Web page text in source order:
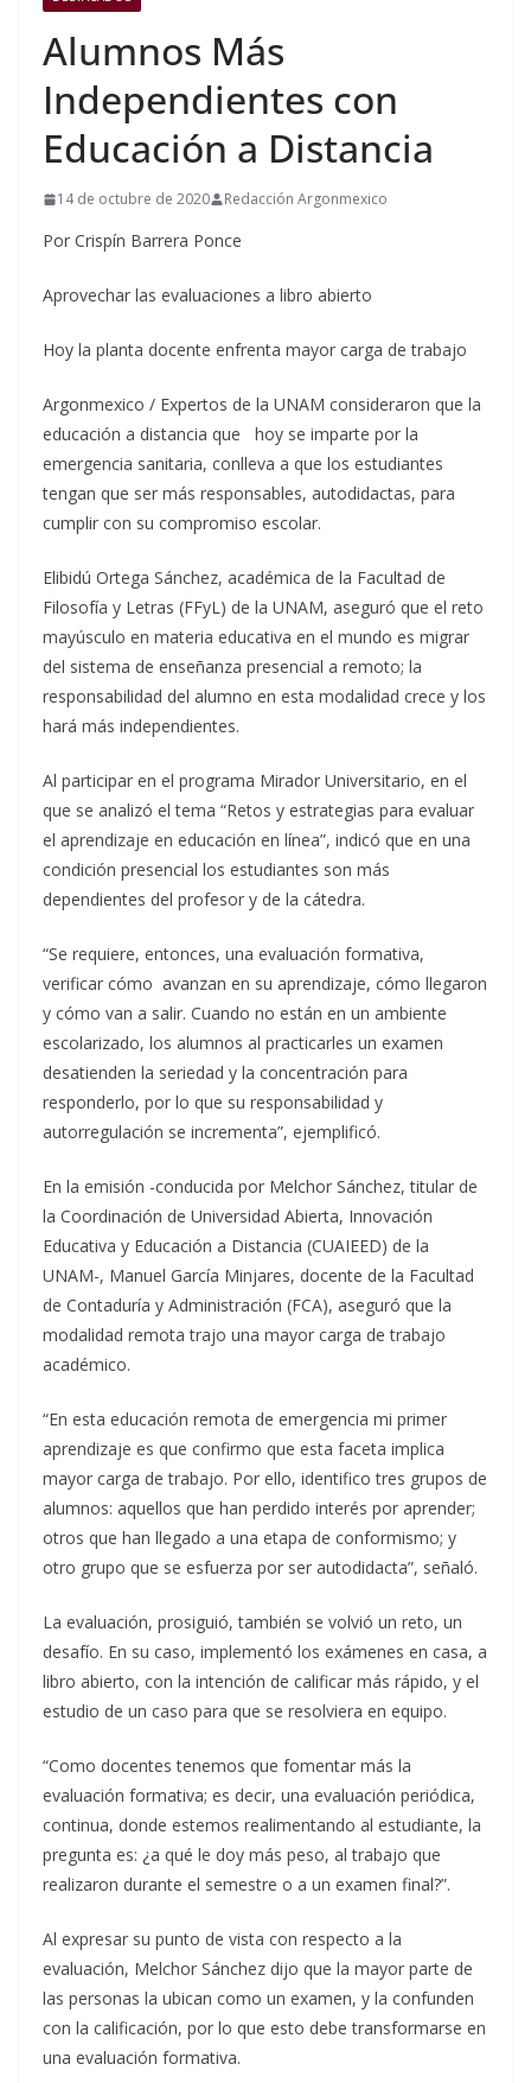
Alumnos Más
Independientes con
Educación a Distancia
14 de octubre de 2020 Redacción Argonmexico
Por Crispín Barrera Ponce
Aprovechar las evaluaciones a libro abierto
Hoy la planta docente enfrenta mayor carga de trabajo
Argonmexico / Expertos de la UNAM consideraron que la
educación a distancia que hoy se imparte por la
emergencia sanitaria, conlleva a que los estudiantes
tengan que ser más responsables, autodidactas, para
cumplir con su compromiso escolar.
Elibidú Ortega Sánchez, académica de la Facultad de
Filosofía y Letras (FFyL) de la UNAM, aseguró que el reto
mayúsculo en materia educativa en el mundo es migrar
del sistema de enseñanza presencial a remoto; la
responsabilidad del alumno en esta modalidad crece y los
hará más independientes.
Al participar en el programa Mirador Universitario, en el
que se analizó el tema “Retos y estrategias para evaluar
el aprendizaje en educación en línea”, indicó que en una
condición presencial los estudiantes son más
dependientes del profesor y de la cátedra.
“Se requiere, entonces, una evaluación formativa,
verificar cómo avanzan en su aprendizaje, cómo llegaron
y cómo van a salir. Cuando no están en un ambiente
escolarizado, los alumnos al practicarles un examen
desatienden la seriedad y la concentración para
responderlo, por lo que su responsabilidad y
autorregulación se incrementa”, ejemplificó.
En la emisión -conducida por Melchor Sánchez, titular de
la Coordinación de Universidad Abierta, Innovación
Educativa y Educación a Distancia (CUAIEED) de la
UNAM-, Manuel García Minjares, docente de la Facultad
de Contaduría y Administración (FCA), aseguró que la
modalidad remota trajo una mayor carga de trabajo
académico.
“En esta educación remota de emergencia mi primer
aprendizaje es que confirmo que esta faceta implica
mayor carga de trabajo. Por ello, identifico tres grupos de
alumnos: aquellos que han perdido interés por aprender;
otros que han llegado a una etapa de conformismo; y
otro grupo que se esfuerza por ser autodidacta”, señaló.
La evaluación, prosiguió, también se volvió un reto, un
desafío. En su caso, implementó los exámenes en casa, a
libro abierto, con la intención de calificar más rápido, y el
estudio de un caso para que se resolviera en equipo.
“Como docentes tenemos que fomentar más la
evaluación formativa; es decir, una evaluación periódica,
continua, donde estemos realimentando al estudiante, la
pregunta es: ¿a qué le doy más peso, al trabajo que
realizaron durante el semestre o a un examen final?”.
Al expresar su punto de vista con respecto a la
evaluación, Melchor Sánchez dijo que la mayor parte de
las personas la ubican como un examen, y la confunden
con la calificación, por lo que esto debe transformarse en
una evaluación formativa.